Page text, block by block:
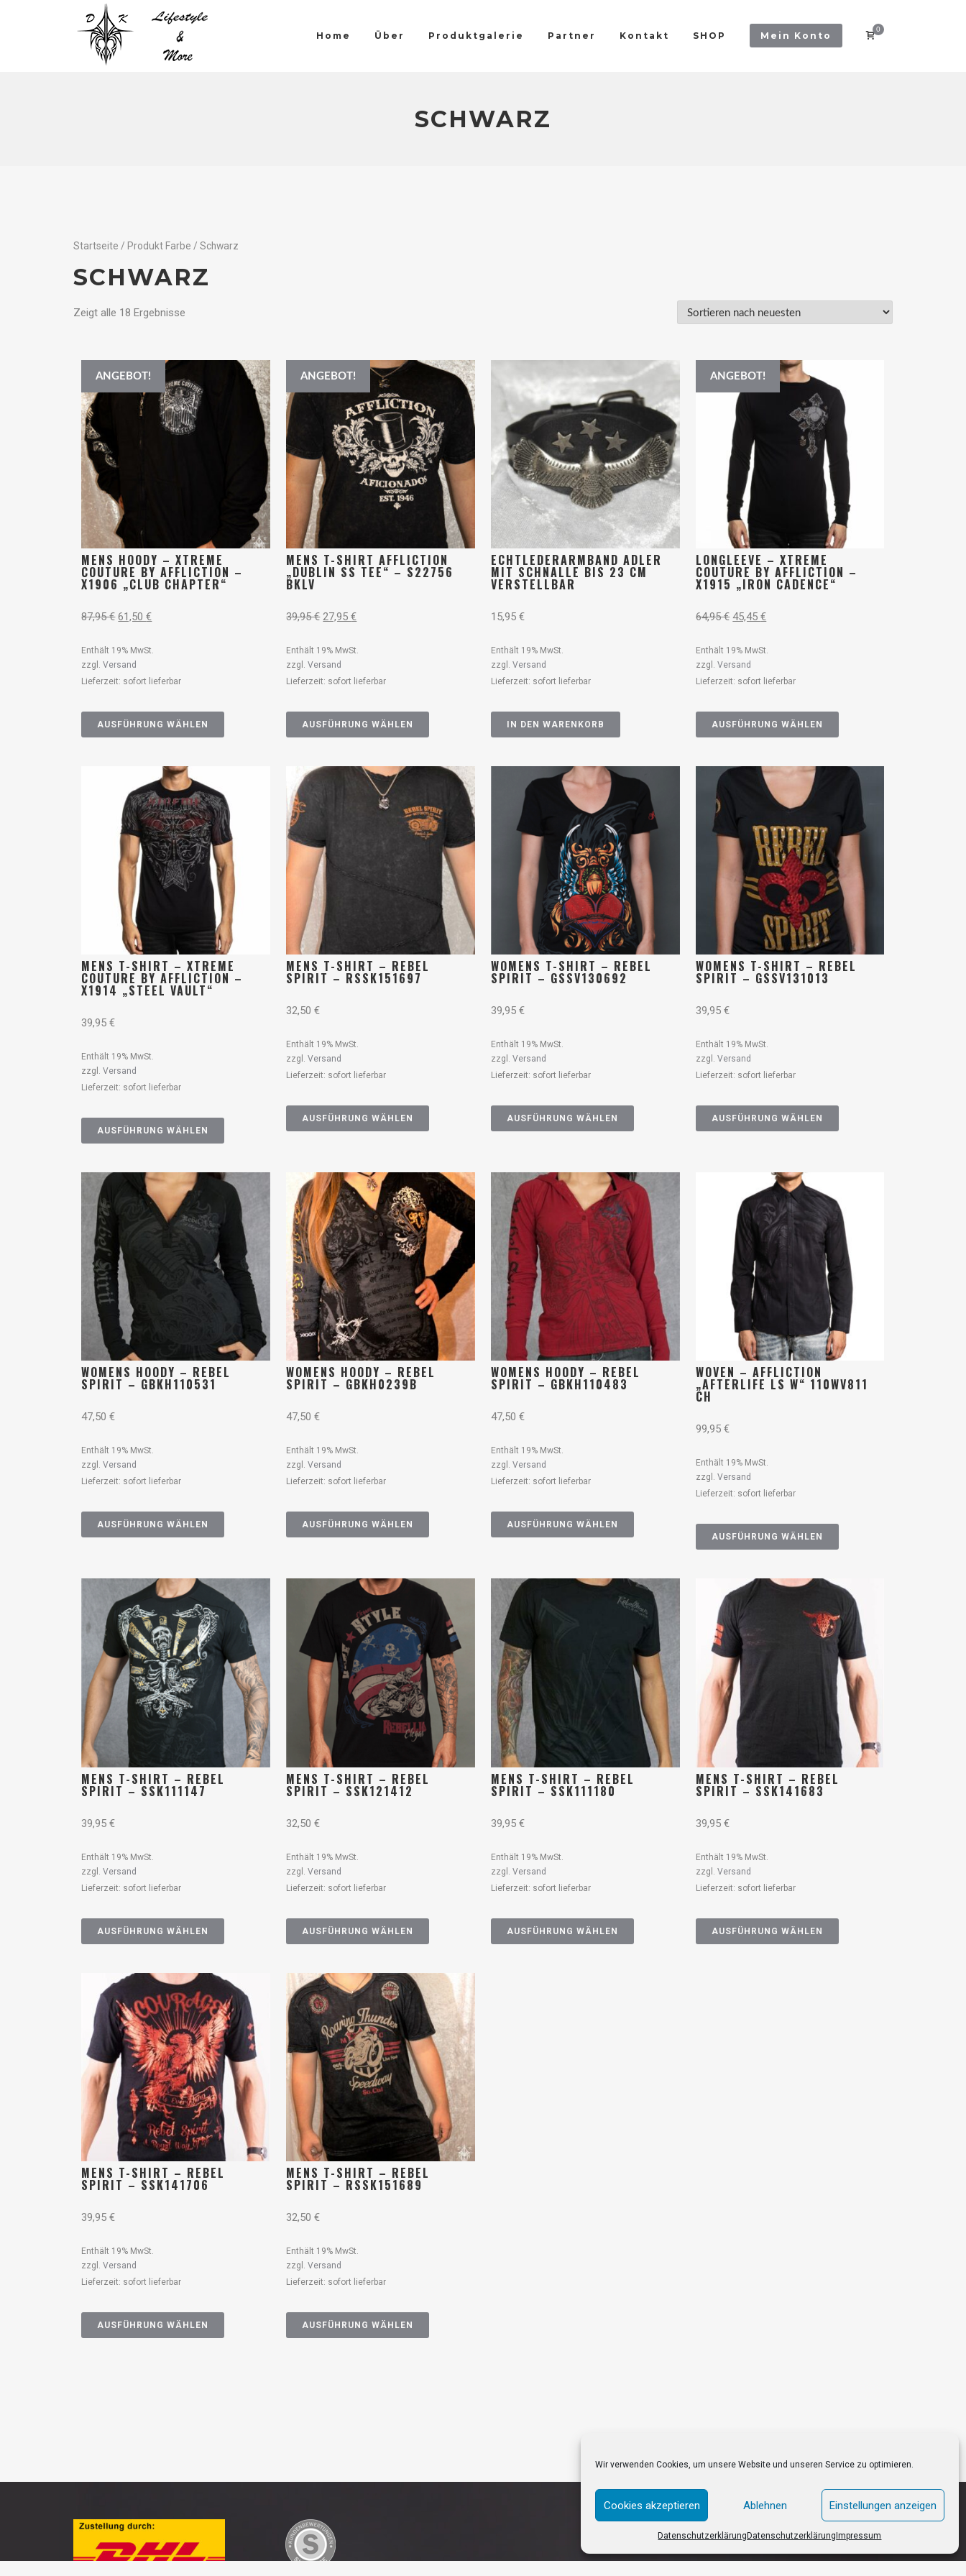
Wir verwenden Cookies, um unsere Website und unseren Service zu optimieren.
Cookies akzeptieren Ablehnen Einstellungen anzeigen
Datenschutzerklärung Datenschutzerklärung Impressum
Home Über Produktgalerie Partner Kontakt SHOP Mein Konto
0
SCHWARZ
Startseite / Produkt Farbe / Schwarz
SCHWARZ
Zeigt alle 18 Ergebnisse
ANGEBOT!
MENS HOODY – XTREME
COUTURE BY AFFLICTION –
X1906 „CLUB CHAPTER“
87,95€ 61,50€
Enthält 19% MwSt.
zzgl.Versand
Lieferzeit: sofort lieferbar
AUSFÜHRUNG WÄHLEN
ANGEBOT!
MENS T-SHIRT AFFLICTION
„DUBLIN SS TEE“ – S22756
BKLV
39,95€ 27,95€
Enthält 19% MwSt.
zzgl.Versand
Lieferzeit: sofort lieferbar
AUSFÜHRUNG WÄHLEN
ECHTLEDERARMBAND ADLER
MIT SCHNALLE BIS 23 CM
VERSTELLBAR
15,95€
Enthält 19% MwSt.
zzgl.Versand
Lieferzeit: sofort lieferbar
IN DEN WARENKORB
ANGEBOT!
LONGLEEVE – XTREME
COUTURE BY AFFLICTION –
X1915 „IRON CADENCE“
64,95€ 45,45€
Enthält 19% MwSt.
zzgl.Versand
Lieferzeit: sofort lieferbar
AUSFÜHRUNG WÄHLEN
MENS T-SHIRT – XTREME
COUTURE BY AFFLICTION –
X1914 „STEEL VAULT“
39,95€
Enthält 19% MwSt.
zzgl.Versand
Lieferzeit: sofort lieferbar
AUSFÜHRUNG WÄHLEN
MENS T-SHIRT – REBEL
SPIRIT – RSSK151697
32,50€
Enthält 19% MwSt.
zzgl.Versand
Lieferzeit: sofort lieferbar
AUSFÜHRUNG WÄHLEN
WOMENS T-SHIRT – REBEL
SPIRIT – GSSV130692
39,95€
Enthält 19% MwSt.
zzgl.Versand
Lieferzeit: sofort lieferbar
AUSFÜHRUNG WÄHLEN
WOMENS T-SHIRT – REBEL
SPIRIT – GSSV131013
39,95€
Enthält 19% MwSt.
zzgl.Versand
Lieferzeit: sofort lieferbar
AUSFÜHRUNG WÄHLEN
WOMENS HOODY – REBEL
SPIRIT – GBKH110531
47,50€
Enthält 19% MwSt.
zzgl.Versand
Lieferzeit: sofort lieferbar
AUSFÜHRUNG WÄHLEN
WOMENS HOODY – REBEL
SPIRIT – GBKH0239B
47,50€
Enthält 19% MwSt.
zzgl.Versand
Lieferzeit: sofort lieferbar
AUSFÜHRUNG WÄHLEN
WOMENS HOODY – REBEL
SPIRIT – GBKH110483
47,50€
Enthält 19% MwSt.
zzgl.Versand
Lieferzeit: sofort lieferbar
AUSFÜHRUNG WÄHLEN
WOVEN – AFFLICTION
„AFTERLIFE LS W“ 110WV811
CH
99,95€
Enthält 19% MwSt.
zzgl.Versand
Lieferzeit: sofort lieferbar
AUSFÜHRUNG WÄHLEN
MENS T-SHIRT – REBEL
SPIRIT – SSK111147
39,95€
Enthält 19% MwSt.
zzgl.Versand
Lieferzeit: sofort lieferbar
AUSFÜHRUNG WÄHLEN
MENS T-SHIRT – REBEL
SPIRIT – SSK121412
32,50€
Enthält 19% MwSt.
zzgl.Versand
Lieferzeit: sofort lieferbar
AUSFÜHRUNG WÄHLEN
MENS T-SHIRT – REBEL
SPIRIT – SSK111180
39,95€
Enthält 19% MwSt.
zzgl.Versand
Lieferzeit: sofort lieferbar
AUSFÜHRUNG WÄHLEN
MENS T-SHIRT – REBEL
SPIRIT – SSK141683
39,95€
Enthält 19% MwSt.
zzgl.Versand
Lieferzeit: sofort lieferbar
AUSFÜHRUNG WÄHLEN
MENS T-SHIRT – REBEL
SPIRIT – SSK141706
39,95€
Enthält 19% MwSt.
zzgl.Versand
Lieferzeit: sofort lieferbar
AUSFÜHRUNG WÄHLEN
MENS T-SHIRT – REBEL
SPIRIT – RSSK151689
32,50€
Enthält 19% MwSt.
zzgl.Versand
Lieferzeit: sofort lieferbar
AUSFÜHRUNG WÄHLEN